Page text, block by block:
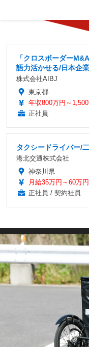
「クロスボーダー
語力活かせる/日本企
株式会社AIBJ
東京都
年収800万円～
正社員
タクシードライバー/
港北交通株式会社
神奈川県
月給35万円～60万円
正社員 / 契約社員